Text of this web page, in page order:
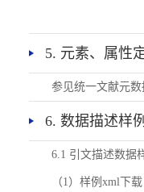
5. 元素、属性
参见统一文献元
6. 数据描述样
6.1 引文描述数据
（1）样例xml下载